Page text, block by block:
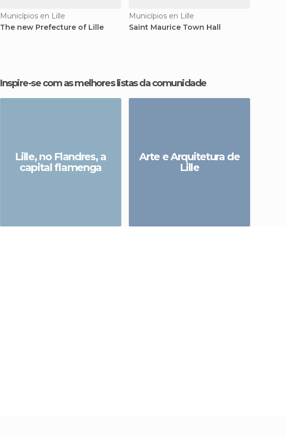
Municípios en Lille
The new Prefecture of Lille
Municípios en Lille
Saint Maurice Town Hall
Inspire-se com as melhores listas da comunidade
Lille, no Flandres, a
capital flamenga
Arte e Arquitetura de
Lille